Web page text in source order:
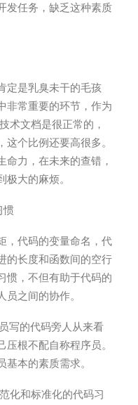
发任务，缺乏这种素质
定是乳臭未干的毛孩
非常重要的环节，作为
术文档是很正常的，
个比例还要高很多。
力，在未来的查错，
大的麻烦。
惯
，代码的变量命名，代
的长度和函数间的空行
惯，不但有助于代码的
之间的协作。
写的代码旁人从来看
根不配自称程序员。
本的素质需求。
化和标准化的代码习